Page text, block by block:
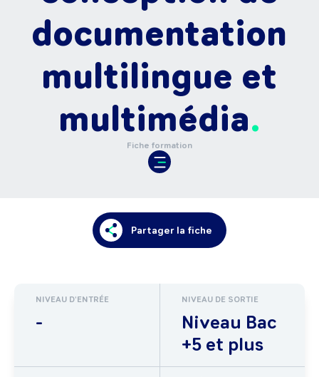
documentation
multilingue et
multimédia
Fiche formation
Partager la fiche
NIVEAU D'ENTRÉE
-
NIVEAU DE SORTIE
Niveau Bac
+5 et plus